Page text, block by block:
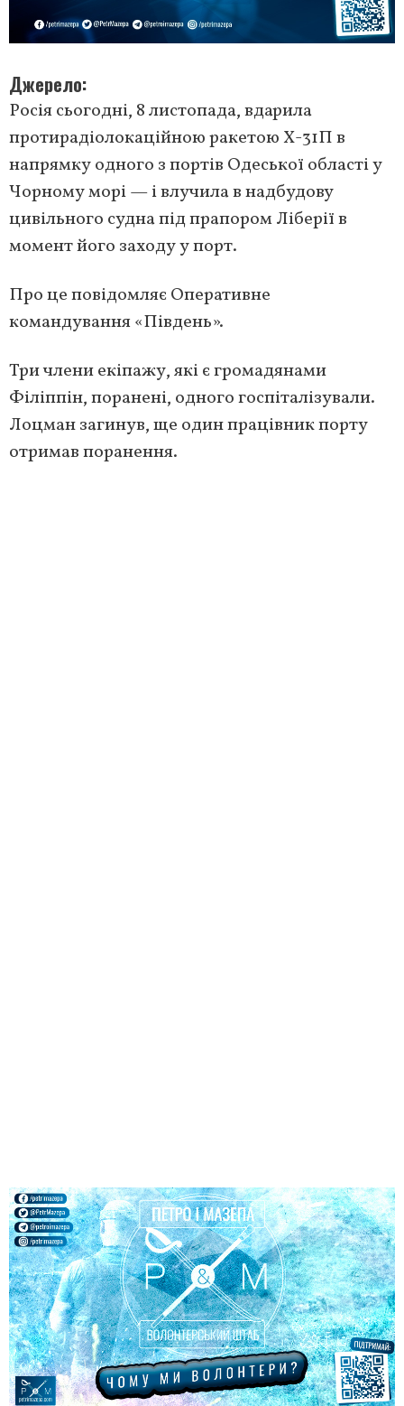
Джерело
Росія сьогодні, 8 листопада, вдарила
протирадіолокаційною ракетою Х-31П в
напрямку одного з портів Одеської області у
Чорному морі — і влучила в надбудову
цивільного судна під прапором Ліберії в
момент його заходу у порт.
Про це повідомляє Оперативне
командування «Південь».
Три члени екіпажу, які є громадянами
Філіппін, поранені, одного госпіталізували.
Лоцман загинув, ще один працівник порту
отримав поранення.